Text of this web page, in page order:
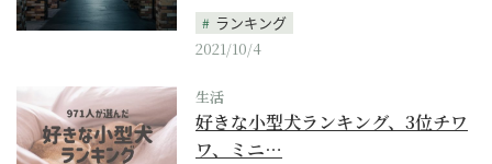
ランキング
2021/10/4
生活
好きな小型犬ランキング、3位チワ
ワ、ミニ…